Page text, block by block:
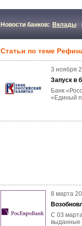
Новости банков: Вклады
Статьи по теме
3 ноября
Запуск в
Банк
«Единый
8 марта
С 03
выданные